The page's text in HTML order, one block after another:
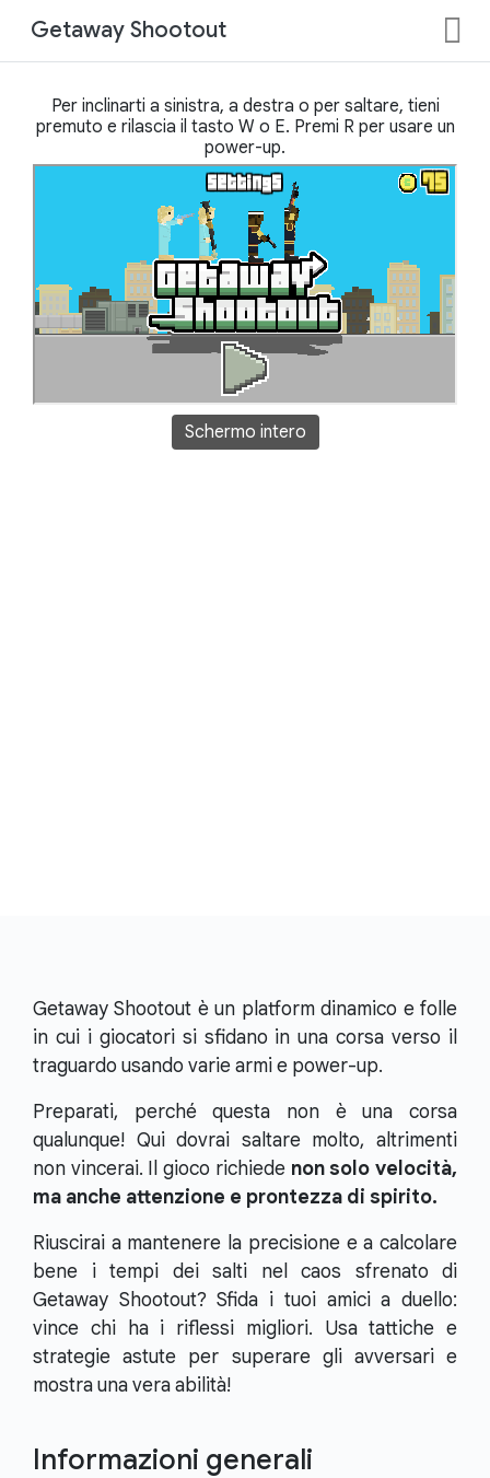
Getaway Shootout
Per inclinarti a sinistra, a destra o per saltare, tieni
premuto e rilascia il tasto W o E. Premi R per usare un
power-up.
Schermo intero
Getaway Shootout è un platform dinamico e folle
in cui i giocatori si sfidano in una corsa verso il
traguardo usando varie armi e power-up.
Preparati, perché questa non è una corsa
qualunque! Qui dovrai saltare molto, altrimenti
non vincerai. Il gioco richiede non solo velocità,
ma anche attenzione e prontezza di spirito.
Riuscirai a mantenere la precisione e a calcolare
bene i tempi dei salti nel caos sfrenato di
Getaway Shootout? Sfida i tuoi amici a duello:
vince chi ha i riflessi migliori. Usa tattiche e
strategie astute per superare gli avversari e
mostra una vera abilità!
Informazioni generali